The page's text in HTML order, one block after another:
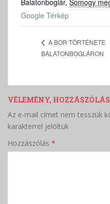
Google Térkép
A BOR TÖRTÉNETE
BALATONBOGLÁRON
VÉLEMÉNY,
Az e-mail címet nem tesszük
karakterrel jelöltük
Hozzászólás *